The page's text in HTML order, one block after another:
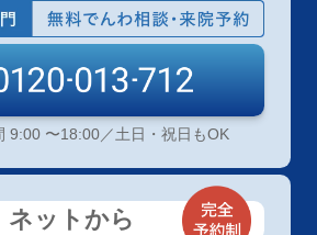
9:00 〜18:00／土日・祝日もOK
ネットから